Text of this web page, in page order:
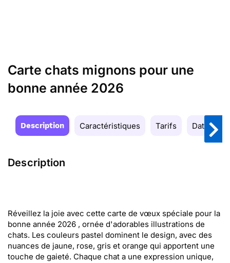
Carte chats mignons pour une
bonne année 2026
Description Caractéristiques Tarifs Date de
Description
Réveillez la joie avec cette carte de vœux spéciale pour la
bonne année 2026 , ornée d'adorables illustrations de
chats. Les couleurs pastel dominent le design, avec des
nuances de jaune, rose, gris et orange qui apportent une
touche de gaieté. Chaque chat a une expression unique,